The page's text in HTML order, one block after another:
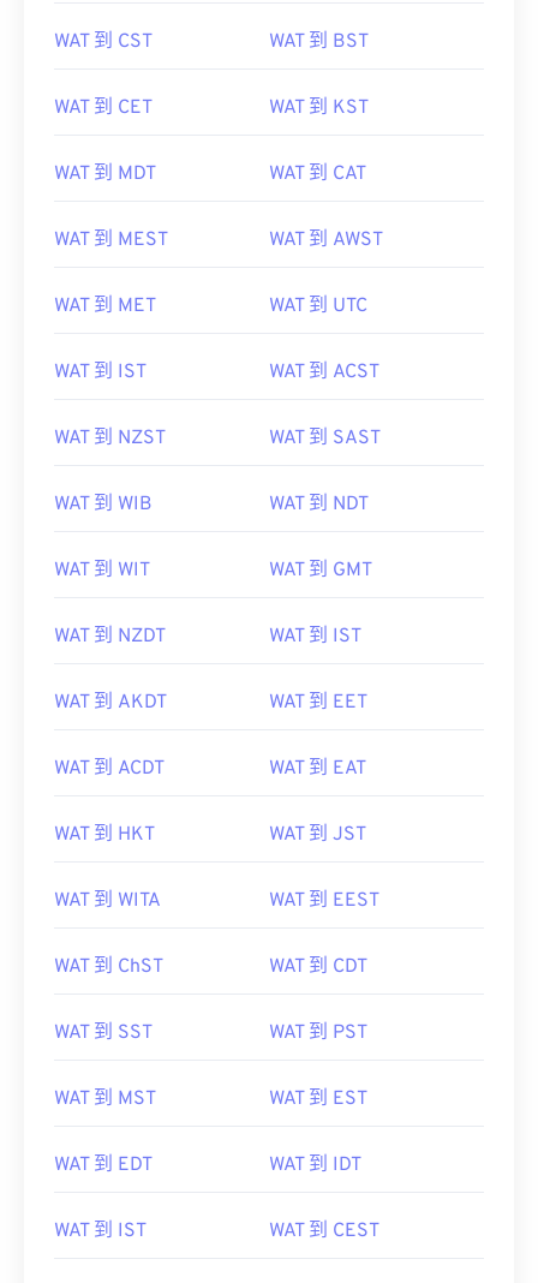
WAT 到 CST WAT 到 BST
WAT 到 CET WAT 到 KST
WAT 到 MDT WAT 到 CAT
WAT 到 MEST WAT 到 AWST
WAT 到 MET WAT 到 UTC
WAT 到 IST WAT 到 ACST
WAT 到 NZST WAT 到 SAST
WAT 到 WIB WAT 到 NDT
WAT 到 WIT WAT 到 GMT
WAT 到 NZDT WAT 到 IST
WAT 到 AKDT WAT 到 EET
WAT 到 ACDT WAT 到 EAT
WAT 到 HKT WAT 到 JST
WAT 到 WITA WAT 到 EEST
WAT 到 ChST WAT 到 CDT
WAT 到 SST WAT 到 PST
WAT 到 MST WAT 到 EST
WAT 到 EDT WAT 到 IDT
WAT 到 IST WAT 到 CEST